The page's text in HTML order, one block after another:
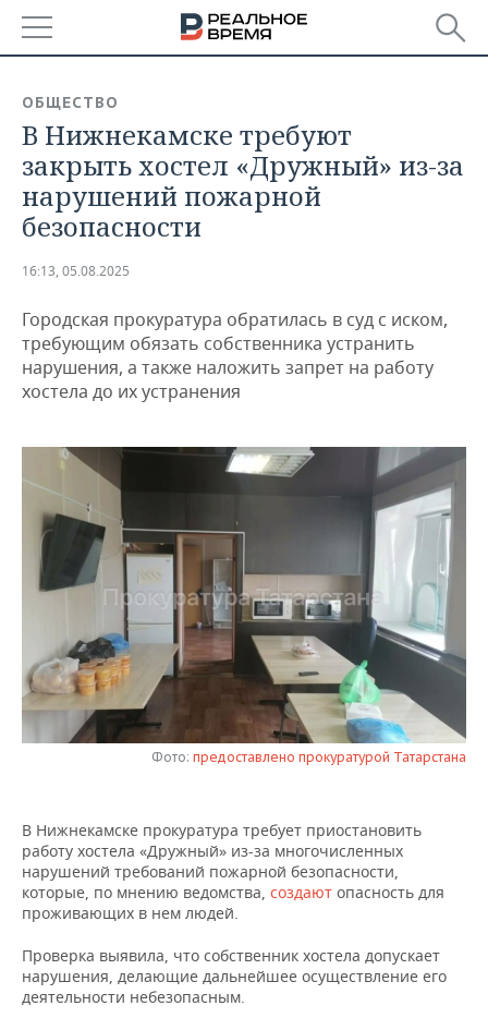
БАШКОРТОСТАН
ТАТАРСТАН
УДМУРТИЯ
НОВОСТИ
АНАЛИТИКА
НОВОСТИ АНАЛИТИКИ
ДЕКЛАРАЦИИ О ДОХОДАХ
КОРОЛИ ГОСЗАКАЗА ПФО
ВУЗЫ ТАТАРСТАНА
ТОРГОВЫЕ ЦЕНТРЫ
ТАТАРСТАНА
ЭКОНОМИКА
НОВОСТИ ЭКОНОМИКИ
ФИНАНСЫ
БАНКИ
ИНВЕСТИЦИИ
ПРОМЫШЛЕННОСТЬ
НОВОСТИ
ПРОМЫШЛЕННОСТИ
АГРОПРОМ
МАШИНОСТРОЕНИЕ
НЕФТЕХИМИЯ
НЕФТЬ
ОПК
ЭНЕРГЕТИКА
НЕДВИЖИМОСТЬ
НОВОСТИ НЕДВИЖИМОСТИ
АВТО
НОВОСТИ БИЗНЕСА
РОЗНИЧНАЯ ТОРГОВЛЯ
ТРАНСПОРТ
ТЕХНОЛОГИИ
НОВОСТИ ТЕХНОЛОГИЙ
IT
ТЕЛЕКОММУНИКАЦИИ
МЕРОПРИЯТИЯ
НОВОСТИ МЕРОПРИЯТИЙ
ВЫЕЗДНАЯ РЕДАКЦИЯ
БИЗНЕС-БРАНЧИ
ONLINE-КОНФЕРЕНЦИИ
СПОРТ
НОВОСТИ СПОРТА
ФУТБОЛ
ХОККЕЙ
ВОЛЕЙБОЛ
КИБЕРСПОРТ
ВОДНЫЕ ВИДЫ СПОРТА
ОБЩЕСТВО
НОВОСТИ ОБЩЕСТВА
ВЛАСТЬ
ИСТОРИЯ
КУЛЬТУРА
ОБРАЗОВАНИЕ
ФОТОГАЛЕРЕЯ
СЮЖЕТЫ
СПИСОК ПЕРСОН
СПИСОК КОМПАНИЙ
ПОЛНАЯ ВЕРСИЯ
ОБЩЕСТВО
В Нижнекамске требуют
закрыть хостел «Дружный» из-за
нарушений пожарной
безопасности
16:13, 05.08.2025
Городская прокуратура обратилась в суд с иском,
требующим обязать собственника устранить
нарушения, а также наложить запрет на работу
хостела до их устранения
Фото: предоставлено прокуратурой Татарстана
В Нижнекамске прокуратура требует приостановить
работу хостела «Дружный» из-за многочисленных
нарушений требований пожарной безопасности,
которые, по мнению ведомства, создают опасность для
проживающих в нем людей.
Проверка выявила, что собственник хостела допускает
нарушения, делающие дальнейшее осуществление его
деятельности небезопасным.